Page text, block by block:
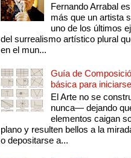
Fernando Arrabal
más que un artista
uno de los últimos
del surrealismo artístico plural
en el mun...
Guía de
básica para
El Arte no se
nunca— dejando
elementos caigan
plano y resulten bellos a la
o depositarse a...